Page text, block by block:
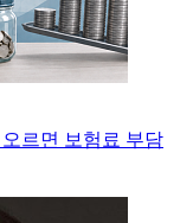
르면 보험료 부담